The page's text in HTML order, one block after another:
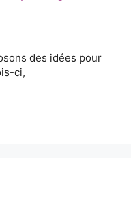
des idées pour
ci,